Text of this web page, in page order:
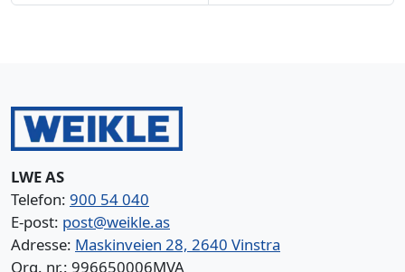
LWE AS
Telefon: 900 54 040
E-post: post@weikle.as
Adresse: Maskinveien 28, 2640 Vinstra
Org. nr.: 996650006MVA